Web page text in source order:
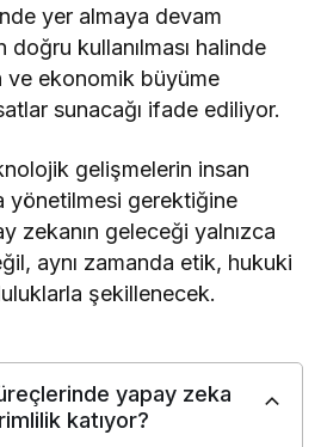
yer almaya devam
kullanılması halinde
ekonomik büyüme
sunacağı ifade ediliyor.
gelişmelerin insan
yönetilmesi gerektiğine
zekanın geleceği yalnızca
aynı zamanda etik, hukuki
şekillenecek.
yapay zeka
katıyor?